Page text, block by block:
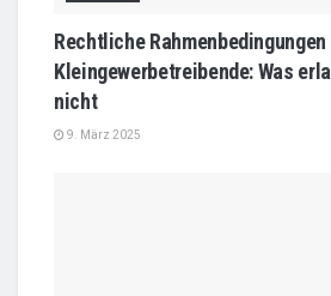
Rechtliche
Kleingewerbetreibende: Was
nicht
9. März 2025